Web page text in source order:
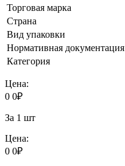
Торговая марка
Страна
Вид упаковки
Нормативная документация
Категория
Цена:
0 0₽
За 1 шт
Цена:
0 0₽